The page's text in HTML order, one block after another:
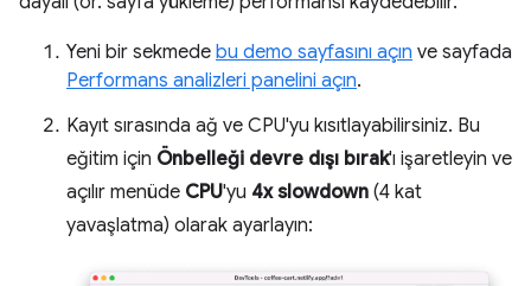
Yeni bir sekmede bu demo sayfasını açın ve sayfada
Performans analizleri panelini açın.
Kayıt sırasında ağ ve CPU'yu kısıtlayabilirsiniz. Bu
eğitim için Önbelleği devre dışı bırak'ı işaretleyin ve
açılır menüde CPU'yu 4x slowdown (4 kat
yavaşlatma) olarak ayarlayın: